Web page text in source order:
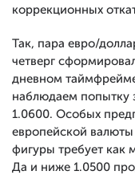
коррекционных
Так, пара евро/
четверг
дневном
наблюдаем попытку
1.0600. Особых
европейской валюты
фигуры требует как
Да и ниже 1.0500